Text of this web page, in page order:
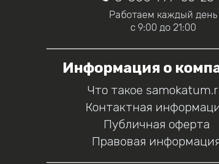
Работаем каждый день
с 9:00 до 21:00
Информация о
Что такое
Контактная
Публичная оферта
Правовая